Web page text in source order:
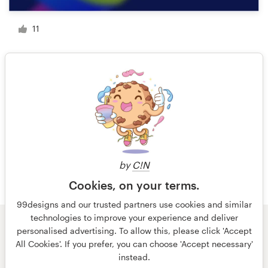
by C!N
Cookies, on your terms.
99designs and our trusted partners use cookies and similar
technologies to improve your experience and deliver
personalised advertising. To allow this, please click 'Accept
All Cookies'. If you prefer, you can choose 'Accept necessary'
instead.
11
1 de 5
© 99designs
por Vista
Termos e condições
Privacidade
Dados sobre a empresa